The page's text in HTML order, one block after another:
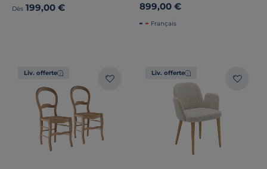
Dès 199,00 €
899,00 €
Français
Liv. offerte Liv. offerte